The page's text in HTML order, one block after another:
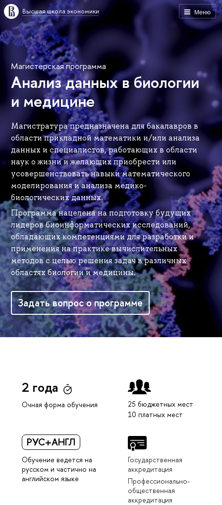
Меню
Высшая школа экономики
Магистерская программа
Анализ данных в биологии
и медицине
Магистратура предназначена для бакалавров в
области прикладной математики и/или анализа
данных и специалистов, работающих в области
наук о жизни и желающих приобрести или
усовершенствовать навыки математического
моделирования и анализа медико-
биологических данных.
Программа нацелена на подготовку будущих
лидеров биоинформатических исследований,
обладающих компетенциями для разработки и
применения на практике вычислительных
методов с целью решения задач в различных
областях биологии и медицины.
Задать вопрос о программе
2 года
Очная форма обучения
25 бюджетных мест
10 платных мест
РУС+АНГЛ
Обучение ведется на
русском и частично на
английском языке
Государственная
аккредитация
Профессионально-
общественная
аккредитация